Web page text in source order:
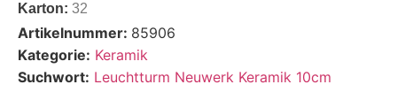
Karton: 32
Artikelnummer: 85906
Kategorie: Keramik
Suchwort: Leuchtturm Neuwerk Keramik 10cm